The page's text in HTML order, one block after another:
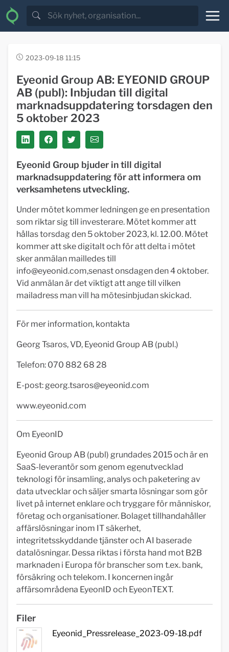
2023-09-18 11:15
Eyeonid Group AB: EYEONID GROUP
AB (publ): Inbjudan till digital
marknadsuppdatering torsdagen den
5 oktober 2023
Eyeonid Group bjuder in till digital
marknadsuppdatering för att informera om
verksamhetens utveckling.
Under mötet kommer ledningen ge en presentation
som riktar sig till investerare. Mötet kommer att
hållas torsdag den 5 oktober 2023, kl. 12.00. Mötet
kommer att ske digitalt och för att delta i mötet
sker anmälan mailledes till
info@eyeonid.com,senast onsdagen den 4 oktober.
Vid anmälan är det viktigt att ange till vilken
mailadress man vill ha mötesinbjudan skickad.
För mer information, kontakta
Georg Tsaros, VD, Eyeonid Group AB (publ.)
Telefon: 070 882 68 28
E-post:georg.tsaros@eyeonid.com
www.eyeonid.com
Om EyeonID
Eyeonid Group AB (publ) grundades 2015 och är en
SaaS-leverantör som genom egenutvecklad
teknologi för insamling, analys och paketering av
data utvecklar och säljer smarta lösningar som gör
livet på internet enklare och tryggare för människor,
företag och organisationer. Bolaget tillhandahåller
affärslösningar inom IT säkerhet,
integritetsskyddande tjänster och AI baserade
datalösningar. Dessa riktas i första hand mot B2B
marknaden i Europa för branscher som t.ex. bank,
försäkring och telekom. I koncernen ingår
affärsområdena EyeonID och EyeonTEXT.
Filer
Eyeonid_Pressrelease_2023-09-18.pdf